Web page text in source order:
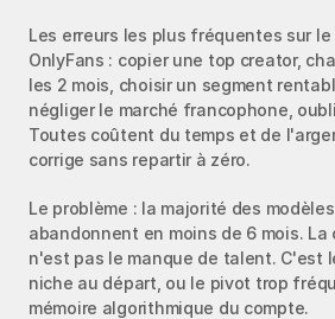
Les erreurs les plus fréquentes sur
OnlyFans : copier une top creator,
les 2 mois, choisir un segment
négliger le marché francophone,
Toutes coûtent du temps et de
corrige sans repartir à zéro.
Le problème : la majorité des
abandonnent en moins de 6 mois. La
n'est pas le manque de talent. C'est
niche au départ, ou le pivot trop
mémoire algorithmique du compte.